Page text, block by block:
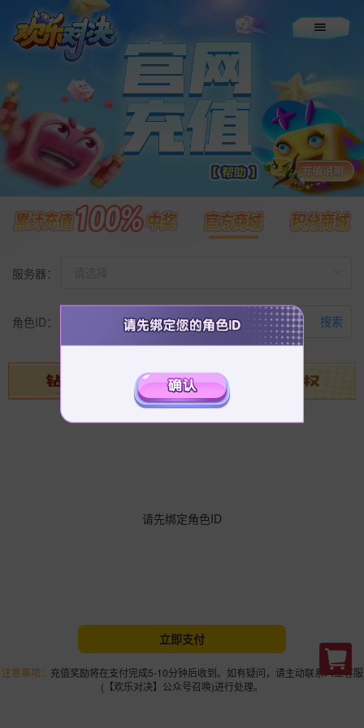
欢乐对决充值中心
服务器：
角色ID： 搜索
请先绑定角色ID
立即支付
注意事项： 充值奖励将在支付完成5-10分钟后收到。如有疑问，请主动联系人工客服
(【欢乐对决】公众号召唤)进行处理。